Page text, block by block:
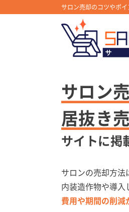
サロン売却のコツやポイ
サロン
居抜き
サイトに掲
サロンの売却方法
内装造作物や導
費用や期間の削減